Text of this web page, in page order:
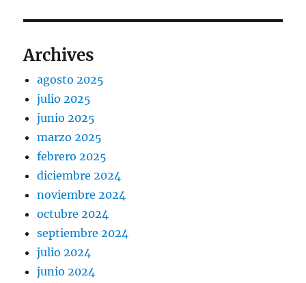
Archives
agosto 2025
julio 2025
junio 2025
marzo 2025
febrero 2025
diciembre 2024
noviembre 2024
octubre 2024
septiembre 2024
julio 2024
junio 2024